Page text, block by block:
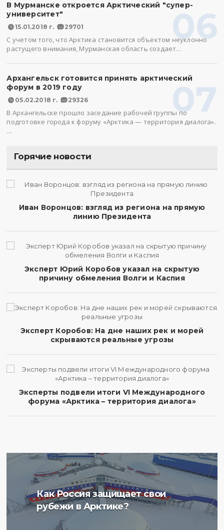
06
В Мурманске откроется Арктический "супер-
университет"
15.01.2018 г. 29701
С учетом того, что Арктика становится объектом неуклонно
растущего внимания, Мурманская область создает…
07
Архангельск готовится принять арктический
форум в 2019 году
05.02.2018 г. 29326
В Архангельске прошло заседание рабочей группы по
подготовке города к форуму «Арктика — территория диалога».
…
Горячие новости
Иван Воронцов: взгляд из региона на прямую
линию Президента
Эксперт Юрий Коробов указал на скрытую
причину обмеления Волги и Каспия
Эксперт Коробов: На дне наших рек и морей
скрываются реальные угрозы
Эксперты подвели итоги VI Международного
форума «Арктика – территория диалога»
Как Россия защищает свои
рубежи в Арктике?
Ученые Арктического
плавучего университета